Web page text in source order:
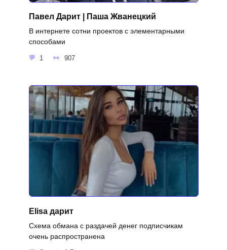
Павел Дарит | Паша Жванецкий
В интернете сотни проектов с элементарными
способами
1 907
Elisa дарит
Схема обмана с раздачей денег подписчикам
очень распространена